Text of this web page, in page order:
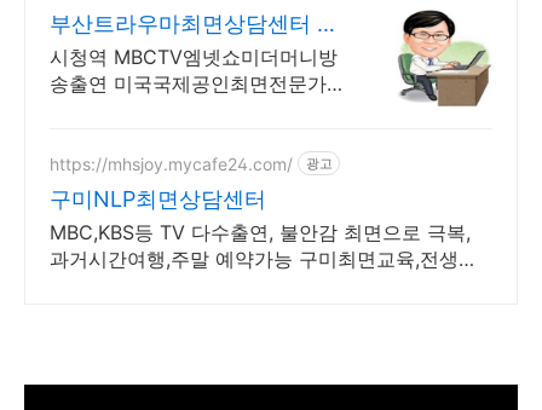
부산트라우마최면상담센터 대
한민국명인 문화예술대상
시청역 MBCTV엠넷쇼미더머니방
송출연 미국국제공인최면전문가상
https://mhsjoy.mycafe24.com/ 광고
구미NLP최면상담센터
MBC,KBS등 TV 다수출연, 불안감 최면으로 극복,
과거시간여행,주말 예약가능 구미최면교육,전생체